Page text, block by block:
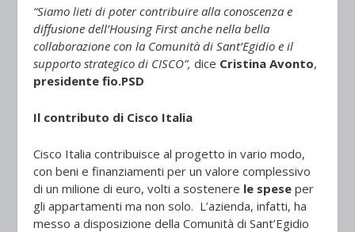
“Siamo lieti di poter contribuire alla conoscenza e
diffusione dell’Housing First anche nella bella
collaborazione con la Comunità di Sant’Egidio e il
supporto strategico di CISCO”,dice Cristina Avonto,
presidente fio.PSD
Il contributo di Cisco Italia
Cisco Italia contribuisce al progetto in vario modo,
con beni e finanziamenti per un valore complessivo
di un milione di euro, volti a sostenere le spese per
gli appartamenti ma non solo. L’azienda, infatti, ha
messo a disposizione della Comunità di Sant’Egidio